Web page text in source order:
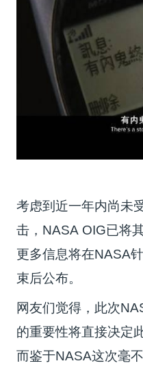
考虑到近一年内尚未
击，NASA OIG已将
更多信息将在NASA
束后公布。
网友们觉得，此次
的重要性将直接决定
而鉴于NASA这次毫